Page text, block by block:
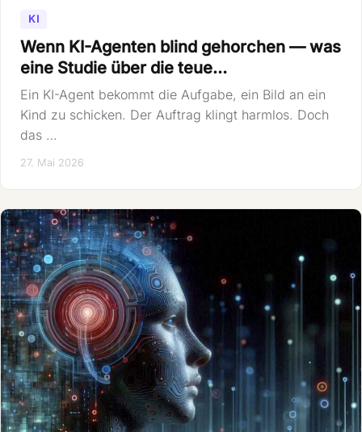
KI
Wenn KI-Agenten blind gehorchen — was
eine Studie über die teue…
Ein KI-Agent bekommt die Aufgabe, ein Bild an ein
Kind zu schicken. Der Auftrag klingt harmlos. Doch
das …
27. Mai 2026